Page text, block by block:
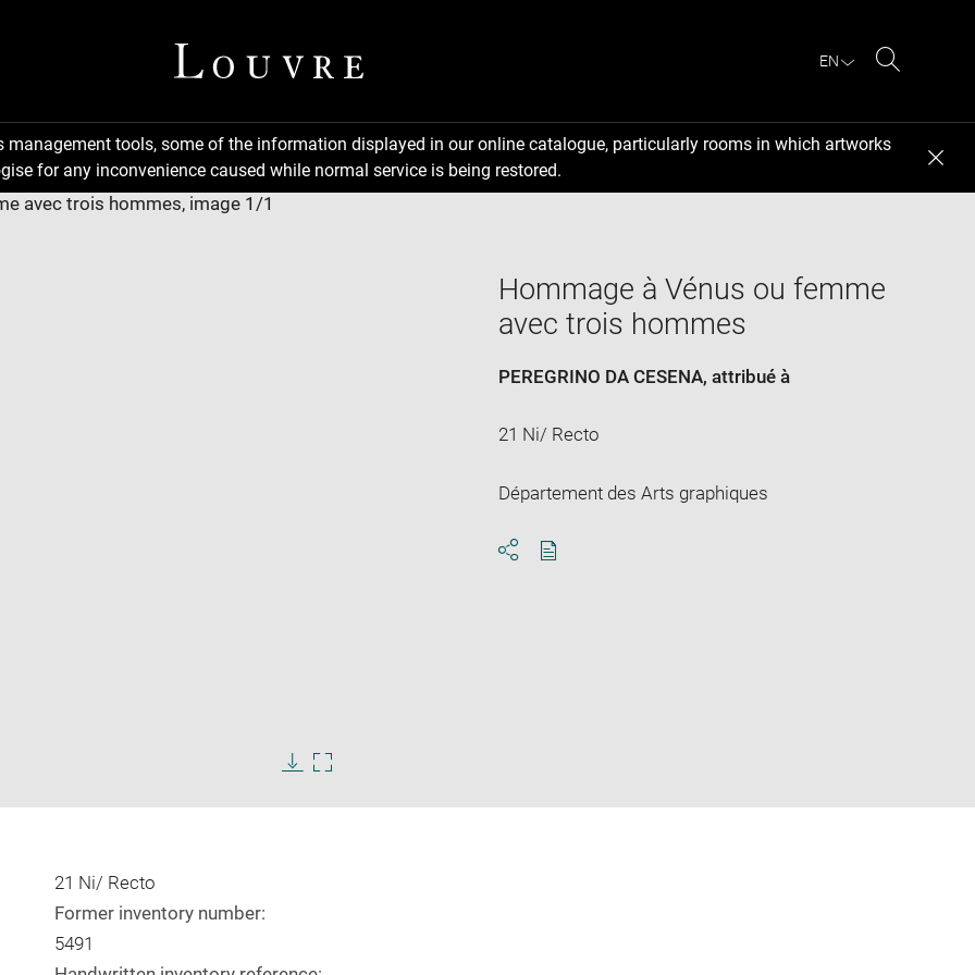
EN
management tools, some of the information displayed in our online catalogue, particularly rooms in which artworks
for any inconvenience caused while normal service is being restored.
new
imageimage
Hommage à Vénus ou femme
avec trois hommes
PEREGRINO DA CESENA, attribué à
21 Ni/ Recto
Département des Arts graphiques
21 Ni/ Recto
Former inventory number:
5491